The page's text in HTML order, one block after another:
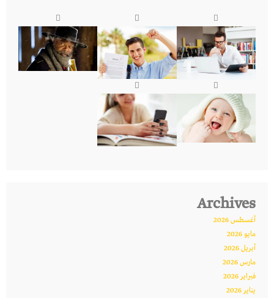
Archives
أغسطس 2026
مايو 2026
أبريل 2026
مارس 2026
فبراير 2026
يناير 2026